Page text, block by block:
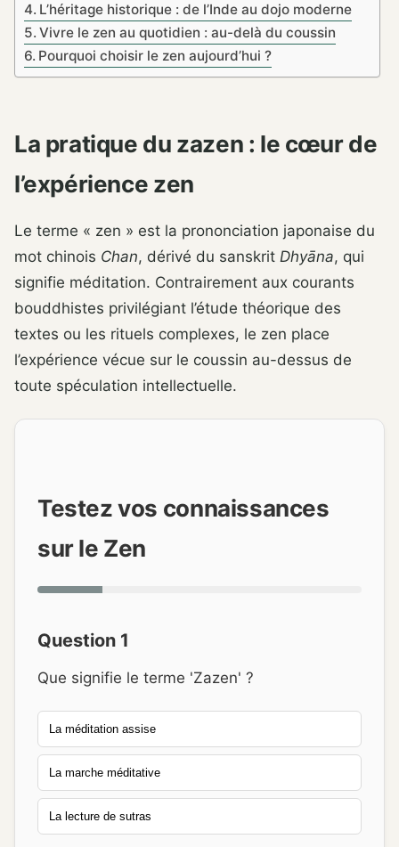
L’héritage historique : de l’Inde au dojo moderne
Vivre le zen au quotidien : au-delà du coussin
Pourquoi choisir le zen aujourd’hui ?
La pratique du zazen : le cœur de
l’expérience zen
Le terme « zen » est la prononciation japonaise du
mot chinois Chan, dérivé du sanskrit Dhyāna, qui
signifie méditation. Contrairement aux courants
bouddhistes privilégiant l’étude théorique des
textes ou les rituels complexes, le zen place
l’expérience vécue sur le coussin au-dessus de
toute spéculation intellectuelle.
Testez vos connaissances
sur le Zen
Question 1
Que signifie le terme 'Zazen' ?
La méditation assise
La marche méditative
La lecture de sutras